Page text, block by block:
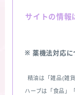
サイトの情報
※ 薬機法対応に
精油は「雑品(雑
ハーブは「食品」